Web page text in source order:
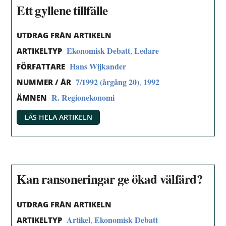
Ett gyllene tillfälle
UTDRAG FRÅN ARTIKELN
ARTIKELTYP Ekonomisk Debatt,Ledare
FÖRFATTARE Hans Wijkander
NUMMER / ÅR 7/1992 (årgång 20), 1992
ÄMNEN R. Regionekonomi
LÄS HELA ARTIKELN
Kan ransoneringar ge ökad välfärd?
UTDRAG FRÅN ARTIKELN
ARTIKELTYP Artikel,Ekonomisk Debatt